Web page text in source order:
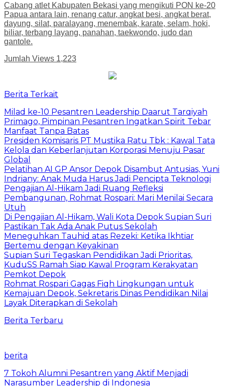
Cabang atlet Kabupaten Bekasi yang mengikuti PON ke-20
Papua antara lain, renang catur, angkat besi, angkat berat,
dayung, silat, paralayang, menembak, karate, selam, hoki,
biliar, terbang layang, panahan, taekwondo, judo dan
gantole.
Jumlah Views 1,223
Berita Terkait
Milad ke-10 Pesantren Leadership Daarut Tarqiyah
Primago, Pimpinan Pesantren Ingatkan Spirit Tebar
Manfaat Tanpa Batas
Presiden Komisaris PT Mustika Ratu Tbk : Kawal Tata
Kelola dan Keberlanjutan Korporasi Menuju Pasar
Global
Pelatihan AI GP Ansor Depok Disambut Antusias, Yuni
Indriany: Anak Muda Harus Jadi Pencipta Teknologi
Pengajian Al-Hikam Jadi Ruang Refleksi
Pembangunan, Rohmat Rospari: Mari Menilai Secara
Utuh
Di Pengajian Al-Hikam, Wali Kota Depok Supian Suri
Pastikan Tak Ada Anak Putus Sekolah
Meneguhkan Tauhid atas Rezeki: Ketika Ikhtiar
Bertemu dengan Keyakinan
Supian Suri Tegaskan Pendidikan Jadi Prioritas,
KuduSS Ramah Siap Kawal Program Kerakyatan
Pemkot Depok
Rohmat Rospari Gagas Fiqh Lingkungan untuk
Kemajuan Depok, Sekretaris Dinas Pendidikan Nilai
Layak Diterapkan di Sekolah
Berita Terbaru
berita
7 Tokoh Alumni Pesantren yang Aktif Menjadi
Narasumber Leadership di Indonesia